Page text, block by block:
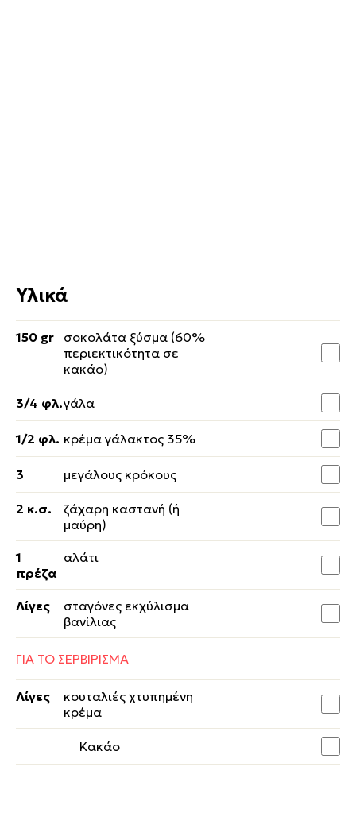
Υλικά
150 gr
σοκολάτα ξύσμα (60%
περιεκτικότητα σε
κακάο)
3/4 φλ.γάλα
1/2 φλ. κρέμα γάλακτος 35%
3 μεγάλους κρόκους
2 κ.σ.
ζάχαρη καστανή (ή
μαύρη)
1
πρέζα
αλάτι
Λίγες
σταγόνες εκχύλισμα
βανίλιας
ΓΙΑ ΤΟ ΣΕΡΒΙΡΙΣΜΑ
Λίγες
κουταλιές χτυπημένη
κρέμα
Κακάο